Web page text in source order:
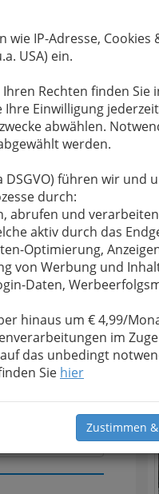
IP-Adresse, Cookies
USA) ein.
Rechten finden Sie
Ihre Einwilligung jederzeit
abwählen.
werden.
führen wir und
durch:
abrufen und
aktiv durch das
Optimierung,
von Werbung und
Daten,
hinaus um € 4,99/
im
das unbedingt
Sie hier
Zustimmen
Stelle zur
Absenden
mbH & CO KG
senden